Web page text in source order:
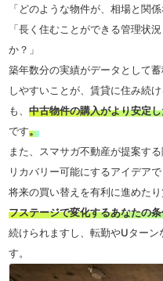
「どのような物件が、相場と関
「長く住むことができる管理状
か？」
築年数分の実績がデータとして
しやすいことが、賃貸に住み続
も、中古物件の購入がより安定
です。
また、スマサガ不動産が提案す
リカバリー可能にするアイデアで
将来の買い替えを有利に進めた
フステージで変化するあなたの
続けられますし、転勤やUターン
す。